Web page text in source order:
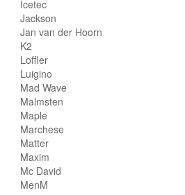
Icetec
Jackson
Jan van der Hoorn
K2
Loffler
Luigino
Mad Wave
Malmsten
Maple
Marchese
Matter
Maxim
Mc David
MenM